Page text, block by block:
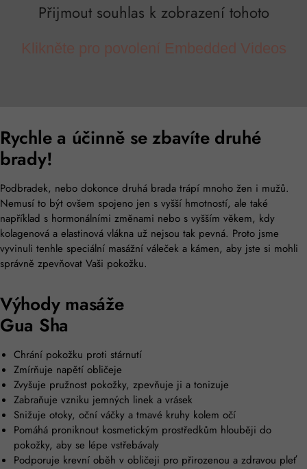
Přijmout souhlas k zobrazení tohoto
Klikněte pro povolení Embedded Videos
Rychle a účinně se zbavíte druhé
brady!
Podbradek, nebo dokonce druhá brada trápí mnoho žen i mužů.
Nemusí to být ovšem spojeno jen s vyšší hmotností, ale také
například s hormonálními změnami nebo s vyšším věkem, kdy
kolagenová a elastinová vlákna už nejsou tak pevná. Proto jsme
vyvinuli tenhle speciální masážní váleček a kámen, aby jste si mohli
správně zpevňovat Vaši pokožku.
Výhody masáže
Gua Sha
Chrání pokožku proti stárnutí
Zmírňuje napětí obličeje
Zvyšuje pružnost pokožky, zpevňuje ji a tonizuje
Zabraňuje vzniku jemných linek a vrásek
Snižuje otoky, oční váčky a tmavé kruhy kolem očí
Pomáhá proniknout kosmetickým prostředkům hlouběji do
pokožky, aby se lépe vstřebávaly
Podporuje krevní oběh v obličeji pro přirozenou a zdravou pleť